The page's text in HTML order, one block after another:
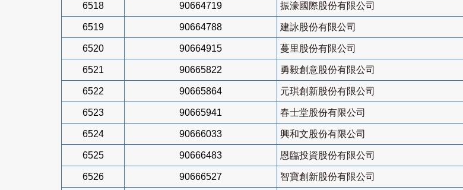
6518 90664719 振濠國際股份有限公司
6519 90664788 建詠股份有限公司
6520 90664915 蔓里股份有限公司
6521 90665822 勇毅創意股份有限公司
6522 90665864 元琪創新股份有限公司
6523 90665941 春士堂股份有限公司
6524 90666033 興和文股份有限公司
6525 90666483 恩臨投資股份有限公司
6526 90666527 智寶創新股份有限公司